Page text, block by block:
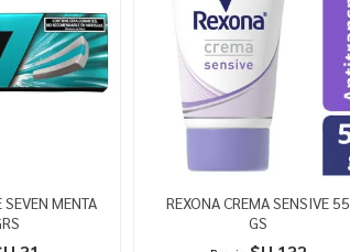
MENTA
REXONA CREMA SENSIVE 55
GS